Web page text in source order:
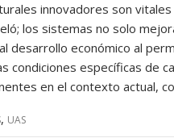
innovadores son
los sistemas no solo
desarrollo económico al
condiciones específicas de
en el contexto actual,
, UAS